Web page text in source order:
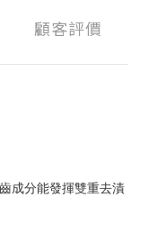
顧客評價
成分能發揮雙重去漬